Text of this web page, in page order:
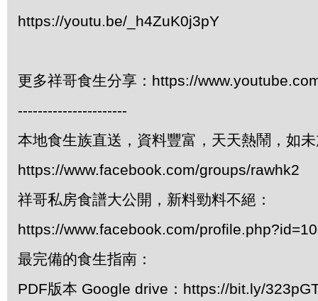
https://youtu.be/_h4ZuK0j3pY
更多祥哥食生分享：https://
----------------------
本地食生族直送，資料豐富，天天熱鬧，如
https://www.facebook.com/groups/rawhk2
祥哥私房食譜大公開，新料勁料不絕：
https://www.facebook.com/
最完備的食生指南：
PDF版本 Google drive：https://bit.ly/